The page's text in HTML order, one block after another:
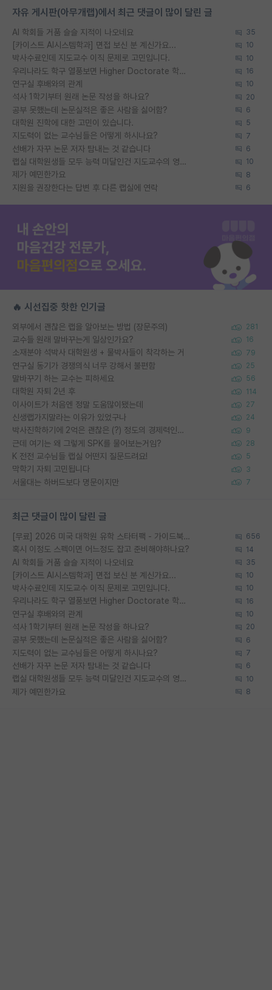
자유 게시판(아무개랩)에서 최근 댓글이 많이 달린 글
AI 학회들 거품 슬슬 지적이 나오네요 35
[카이스트 AI시스템학과] 면접 보신 분 계신가요... 10
박사수료인데 지도교수 이직 문제로 고민입니다. 10
우리나라도 학구 열풍보면 Higher Doctorate 학위가 필요하다고 봅니다. 16
연구실 후배와의 관계 10
석사 1학기부터 원래 논문 작성을 하나요? 20
공부 못했는데 논문실적은 좋은 사람을 싫어함? 6
대학원 진학에 대한 고민이 있습니다. 5
지도력이 없는 교수님들은 어떻게 하시나요? 7
선배가 자꾸 논문 저자 탐내는 것 같습니다 6
랩실 대학원생들 모두 능력 미달인건 지도교수의 영향 아닌가? 10
제가 예민한가요 8
지원을 권장한다는 답변 후 다른 랩실에 연락 6
🔥 시선집중 핫한 인기글
외부에서 괜찮은 랩을 알아보는 방법 (장문주의) 281
교수들 원래 말바꾸는게 일상인가요? 16
소재분야 석박사 대학원생 + 물박사들이 착각하는 거 79
연구실 동기가 경쟁의식 너무 강해서 불편함 25
말바꾸기 하는 교수는 피하세요 56
대학원 자퇴 2년 후 114
이사이트가 처음엔 정말 도움많이됐는데 27
신생랩가지말라는 이유가 있었구나 24
박사진학하기에 2억은 괜찮은 (?) 정도의 경제력인가요 9
근데 여기는 왜 그렇게 SPK를 물어보는거임? 28
K 전전 교수님들 랩실 어떤지 질문드려요! 5
막학기 자퇴 고민됩니다 3
서울대는 하버드보다 명문이지만 7
최근 댓글이 많이 달린 글
[무료] 2026 미국 대학원 유학 스타터팩 - 가이드북 & 합격자 컨택메일 템플릿 656
혹시 이정도 스펙이면 어느정도 잡고 준비해야하나요? 14
AI 학회들 거품 슬슬 지적이 나오네요 35
[카이스트 AI시스템학과] 면접 보신 분 계신가요... 10
박사수료인데 지도교수 이직 문제로 고민입니다. 10
우리나라도 학구 열풍보면 Higher Doctorate 학위가 필요하다고 봅니다. 16
연구실 후배와의 관계 10
석사 1학기부터 원래 논문 작성을 하나요? 20
공부 못했는데 논문실적은 좋은 사람을 싫어함? 6
지도력이 없는 교수님들은 어떻게 하시나요? 7
선배가 자꾸 논문 저자 탐내는 것 같습니다 6
랩실 대학원생들 모두 능력 미달인건 지도교수의 영향 아닌가? 10
제가 예민한가요 8